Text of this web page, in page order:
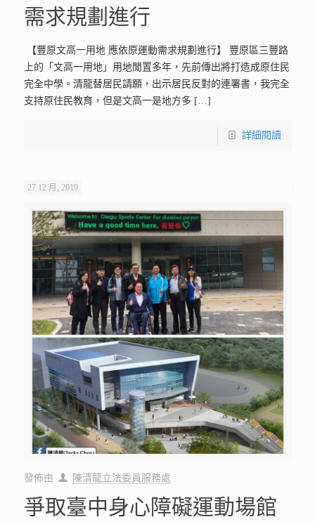
需求規劃進行
【豐原文高一用地 應依原運動需求規劃進行】 豐原區三豐路
上的「文高一用地」用地閒置多年，先前傳出將打造成原住民
完全中學。清龍替居民請願，出示居民反對的連署書，我完全
支持原住民教育，但是文高一是地方多 […]
詳細閱讀
27 12 月, 2019
發佈由 陳清龍立法委員服務處
爭取臺中身心障礙運動場館